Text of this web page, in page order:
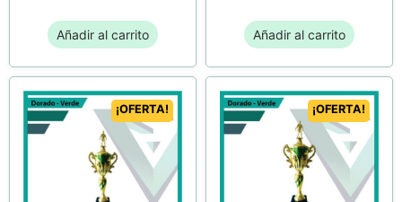
Añadir al carrito Añadir al carrito
¡OFERTA! ¡OFERTA!